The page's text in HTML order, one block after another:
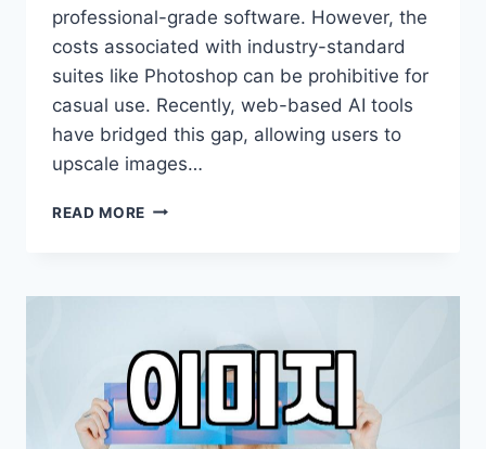
professional-grade software. However, the
costs associated with industry-standard
suites like Photoshop can be prohibitive for
casual use. Recently, web-based AI tools
have bridged this gap, allowing users to
upscale images…
READ MORE PIXELATED
TO
QUALITY
WITHOUT
EXPENSIVE
SOFTWARE